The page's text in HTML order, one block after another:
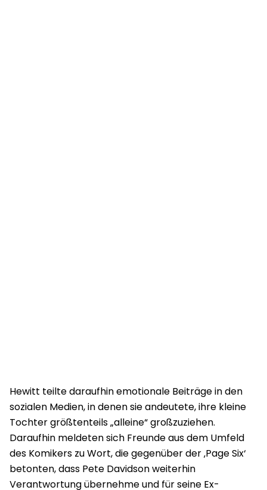
Hewitt teilte daraufhin emotionale Beiträge in den
sozialen Medien, in denen sie andeutete, ihre kleine
Tochter größtenteils „alleine“ großzuziehen.
Daraufhin meldeten sich Freunde aus dem Umfeld
des Komikers zu Wort, die gegenüber der ‚Page Six‘
betonten, dass Pete Davidson weiterhin
Verantwortung übernehme und für seine Ex-